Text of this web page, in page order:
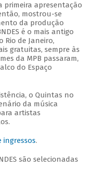
primeira apresentação
mostrou-se
da produção
é o mais antigo
de Janeiro,
gratuitas, sempre às
da MPB passaram,
do Espaço
o Quintas no
da música
artistas
ingressos.
são selecionadas